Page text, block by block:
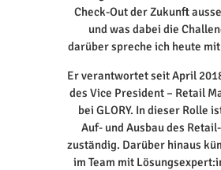
Check-Out der Zukunft
und was dabei die
darüber spreche ich heute
Er verantwortet seit April
des Vice President – Retail
bei GLORY. In dieser Rolle
Auf- und Ausbau des
zuständig. Darüber hinaus
im Team mit